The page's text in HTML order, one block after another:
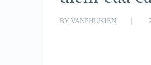
BY VANPHUKIEN